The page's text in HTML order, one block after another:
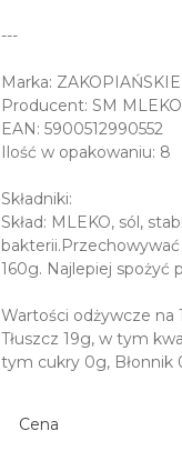
---
Marka:
Producent: SM
EAN: 5900512990552
Ilość w opakowaniu: 8
Składniki:
Skład: MLEKO, sól,
160g. Najlepiej spożyć
Wartości odżywcze na
Tłuszcz 19g, w tym
tym cukry 0g, Błonnik
Cena